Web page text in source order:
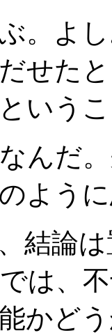
。よ
せた
いう
んだ
よう
結論
は、
かど